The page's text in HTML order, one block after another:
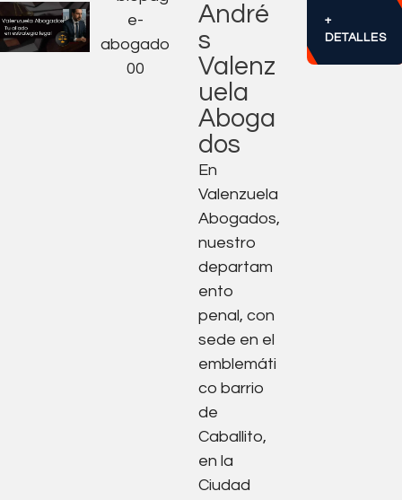
André
s
Valenz
uela
Aboga
dos
En
Valenzuela
Abogados,
nuestro
departam
ento
penal, con
sede en el
emblemáti
co barrio
de
Caballito,
en la
Ciudad
+
DETALLES